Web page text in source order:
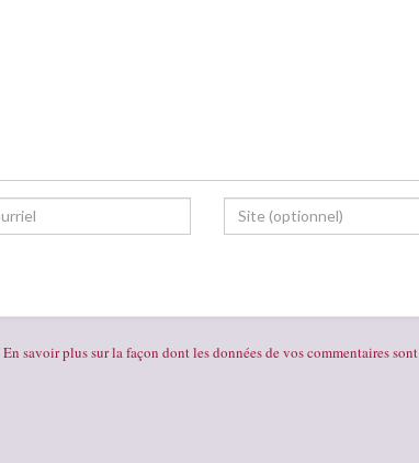
En savoir plus sur la façon dont les données de vos commentaires sont